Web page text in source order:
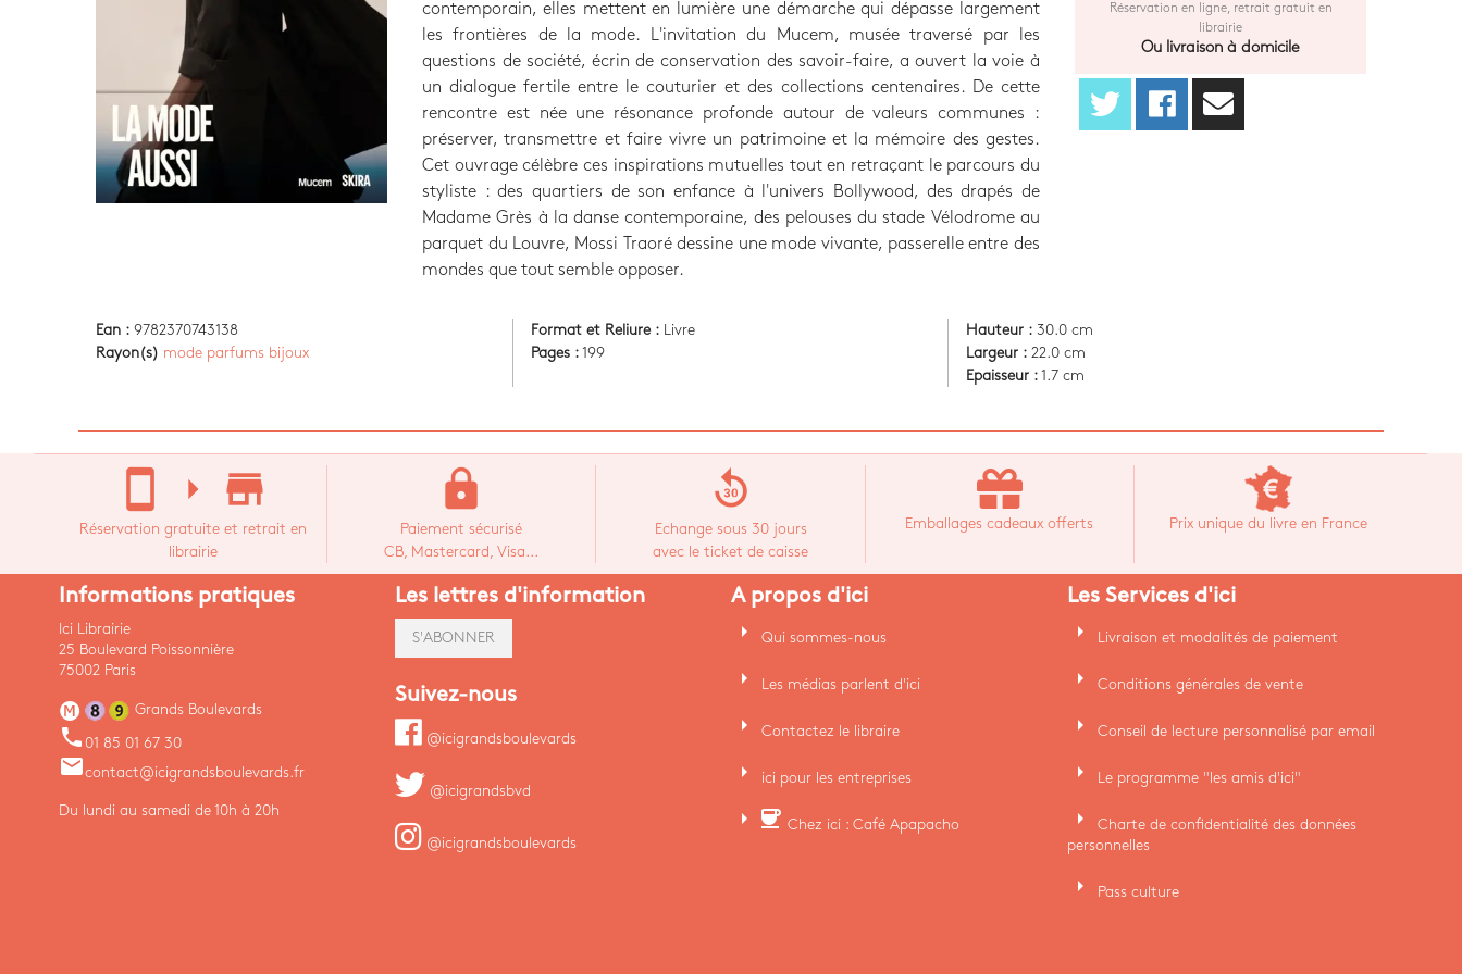
contemporain, elles mettent en lumière une démarche qui dépasse largement
les frontières de la mode. L'invitation du Mucem, musée traversé par les
questions de société, écrin de conservation des savoir-faire, a ouvert la voie à
un dialogue fertile entre le couturier et des collections centenaires. De cette
rencontre est née une résonance profonde autour de valeurs communes :
préserver, transmettre et faire vivre un patrimoine et la mémoire des gestes.
Cet ouvrage célèbre ces inspirations mutuelles tout en retraçant le parcours du
styliste : des quartiers de son enfance à l'univers Bollywood, des drapés de
Madame Grès à la danse contemporaine, des pelouses du stade Vélodrome au
parquet du Louvre, Mossi Traoré dessine une mode vivante, passerelle entre des
mondes que tout semble opposer.
Réservation en ligne, retrait gratuit en
librairie
Ou livraison à domicile
Ean : 9782370743138
Rayon(s) mode parfums bijoux
Format et Reliure :
Livre
Pages : 199
Hauteur : 30.0 cm
Largeur : 22.0 cm
Epaisseur : 1.7 cm
stay_current_portrait arrow_right store_mall_directory
Réservation gratuite et retrait en
librairie
lock
Paiement sécurisé
CB, Mastercard, Visa...
replay_30
Echange sous 30 jours
avec le ticket de caisse
Emballages cadeaux offerts Prix unique du livre en France
Informations pratiques
Ici Librairie
25 Boulevard Poissonnière
75002 Paris
Grands Boulevards
phone 01 85 01 67 30
emailcontact@icigrandsboulevards.fr
Du lundi au samedi de 10h à 20h
Les lettres d'information
S'ABONNER
Suivez-nous
@icigrandsboulevards
@icigrandsbvd
@icigrandsboulevards
A propos d'ici
arrow_right Qui sommes-nous
arrow_right Les médias parlent d'ici
arrow_right Contactez le libraire
arrow_right ici pour les entreprises
arrow_right coffee Chez ici : Café Apapacho
Les Services d'ici
arrow_right Livraison et modalités de paiement
arrow_right Conditions générales de vente
arrow_right Conseil de lecture personnalisé par email
arrow_right Le programme "les amis d'ici"
arrow_right
Charte de confidentialité des données
personnelles
arrow_right Pass culture